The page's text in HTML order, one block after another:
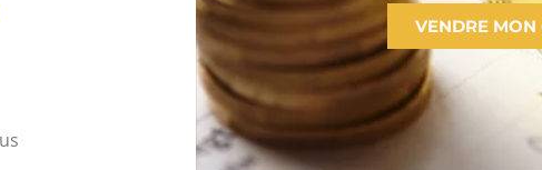
VENDRE MON